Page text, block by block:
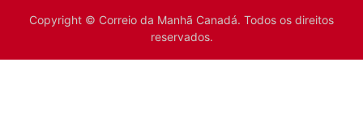
Copyright © Correio da Manhã Canadá. Todos os direitos
reservados.